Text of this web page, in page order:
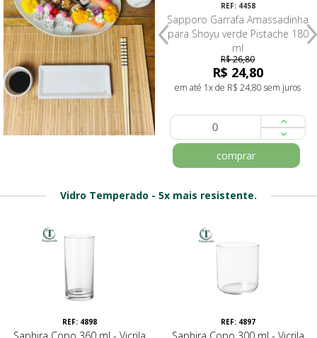
REF: 4111
Sapporo Porta Shoyu Pequeno
Paçoca Creme 60ml
R$ 7,20
em até 1x de R$ 6,75 sem juros
REF: 4458
Sapporo Garrafa Amassadinha
para Shoyu verde Pistache 180
ml
R$ 26,80
R$ 24,80
em até 1x de R$ 24,80 sem juros
comprar
Vidro Temperado - 5x mais resistente.
REF: 4898 REF: 4897